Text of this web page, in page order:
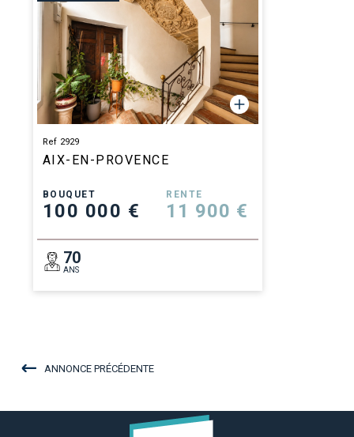
Ref 2929
AIX-EN-PROVENCE
BOUQUET
100 000 €
RENTE
11 900 €
70
ANS
ANNONCE PRÉCÉDENTE